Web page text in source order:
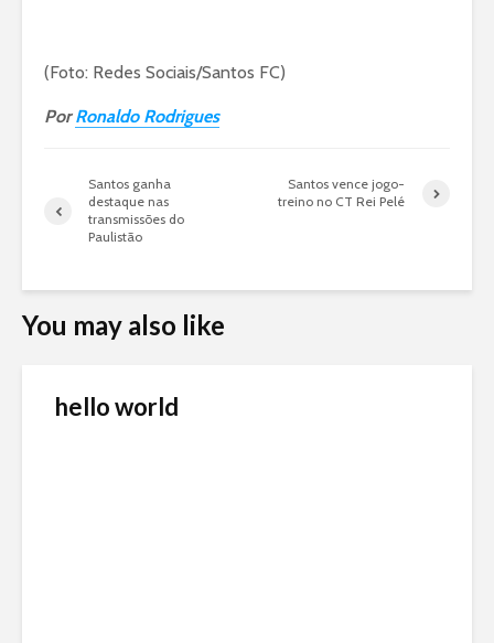
(Foto: Redes Sociais/Santos FC)
PorRonaldo Rodrigues
Santos ganha
destaque nas
transmissões do
Paulistão
Santos vence jogo-
treino no CT Rei Pelé
You may also like
hello world